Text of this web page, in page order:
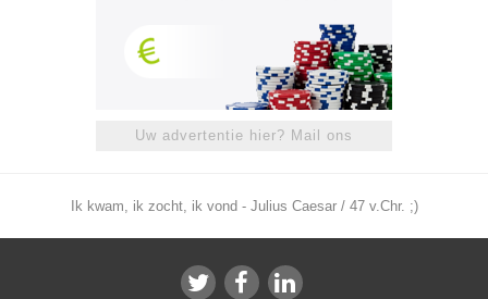
Uw advertentie hier? Mail ons
Ik kwam, ik zocht, ik vond - Julius Caesar / 47 v.Chr. ;)